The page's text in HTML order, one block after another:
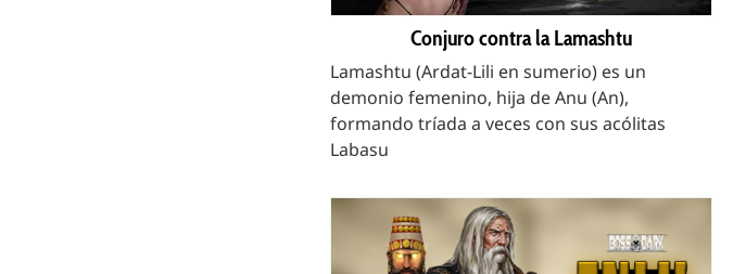
Conjuro contra la Lamashtu
Lamashtu (Ardat-Lili en sumerio) es un
demonio femenino, hija de Anu (An),
formando tríada a veces con sus acólitas
Labasu